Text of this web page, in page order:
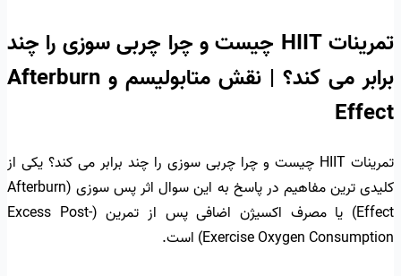
تمرینات HIIT چیست و چرا چربی سوزی را چند
برابر می کند؟ | نقش متابولیسم و Afterburn
Effect
تمرینات HIIT چیست و چرا چربی سوزی را چند برابر می کند؟ یکی از
کلیدی ترین مفاهیم در پاسخ به این سوال اثر پس سوزی (Afterburn
Effect) یا مصرف اکسیژن اضافی پس از تمرین (Excess Post-
Exercise Oxygen Consumption) است.